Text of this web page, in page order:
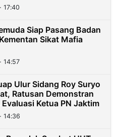
17:40
Siap Pasang Badan
Sikat Mafia
14:57
Ulur Sidang Roy Suryo
Ratusan Demonstran
Ketua PN Jaktim
14:36